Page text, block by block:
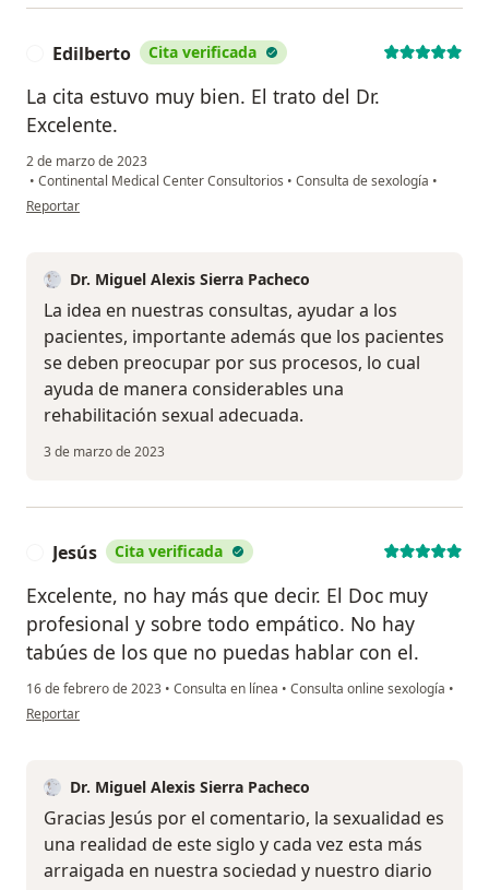
Edilberto Cita verificada
La cita estuvo muy bien. El trato del Dr.
Excelente.
2 de marzo de 2023
• Continental Medical Center Consultorios • Consulta de sexología •
en opinión del usuario Edilberto
Reportar
Dr. Miguel Alexis Sierra Pacheco
La idea en nuestras consultas, ayudar a los
pacientes, importante además que los pacientes
se deben preocupar por sus procesos, lo cual
ayuda de manera considerables una
rehabilitación sexual adecuada.
3 de marzo de 2023
Jesús Cita verificada
Excelente, no hay más que decir. El Doc muy
profesional y sobre todo empático. No hay
tabúes de los que no puedas hablar con el.
16 de febrero de 2023 • Consulta en línea • Consulta online sexología •
en opinión del usuario Jesús
Reportar
Dr. Miguel Alexis Sierra Pacheco
Gracias Jesús por el comentario, la sexualidad es
una realidad de este siglo y cada vez esta más
arraigada en nuestra sociedad y nuestro diario